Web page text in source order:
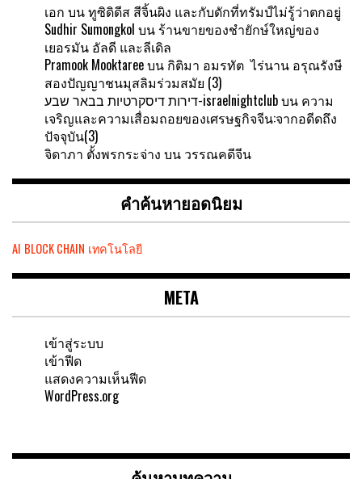
เอก บนทูซิดิดีส สีจิ้นผิง และกับดักที่ทรัมป์ไม่รู้ว่าตกอยู่
Sudhir Sumongkol บน ร้านขายของชำยักษ์ใหญ่ของ
เยอรมัน อัลดี และลีเดิล
Pramook Mooktareeบน กิติมา อมรทัต ไร่นาน อรุณรังษี
สองปัญญาชนมุสลิมร่วมสมัย (3)
דירות דיסקרטיות בבאר שבע-israelnightclubบน ความ
เจริญและความเสื่อมถอยของเศรษฐกิจจีน:จากอดีดถึง
ปัจจุบัน(3)
จิดาภา ตั้งพรกระจ่าง บน วรรณคดีจีน
คำค้นหายอดนิยม
AI BLOCK CHAIN เทคโนโลยี
META
เข้าสู่ระบบ
เข้าฟีด
แสดงความเห็นฟีด
WordPress.org